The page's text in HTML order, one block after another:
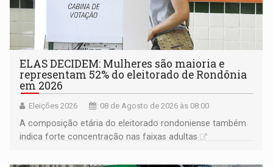
ELAS DECIDEM: Mulheres são maioria e
representam 52% do eleitorado de Rondônia
em 2026
Eleições 2026 08 de Agosto de 2026 às 08:00
A composição etária do eleitorado rondoniense também
indica forte concentração nas faixas adultas